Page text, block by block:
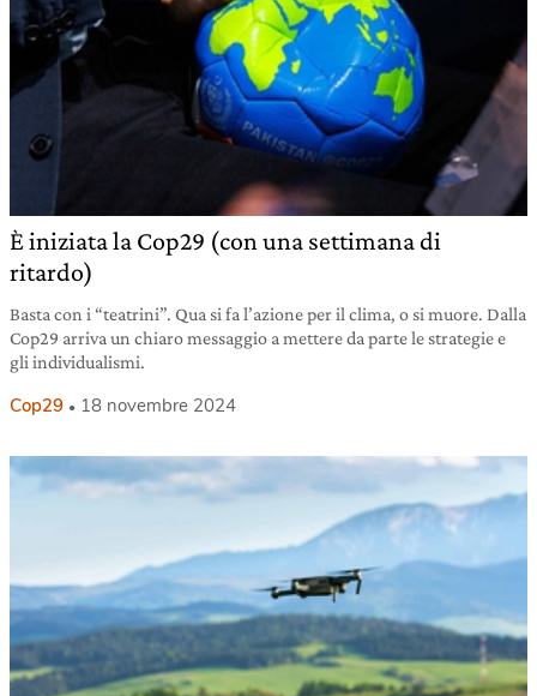
È iniziata la Cop29 (con una settimana di
ritardo)
Basta con i “teatrini”. Qua si fa l’azione per il clima, o si muore. Dalla
Cop29 arriva un chiaro messaggio a mettere da parte le strategie e
gli individualismi.
Cop29 18 novembre 2024